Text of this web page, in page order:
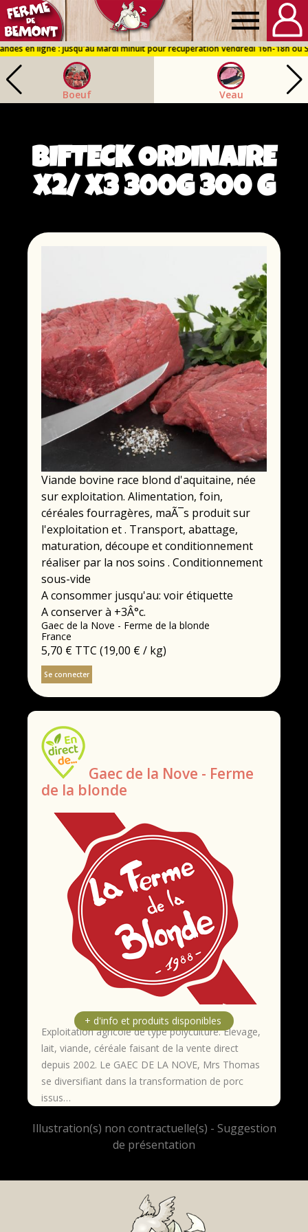
Ferme
Bémont
Boeuf Veau
BIFTECK ORDINAIRE
X2/ X3 300G 300 G
Viande bovine race blond d'aquitaine, née
sur exploitation. Alimentation, foin,
céréales fourragères, maÃ¯s produit sur
l'exploitation et . Transport, abattage,
maturation, découpe et conditionnement
réaliser par la nos soins . Conditionnement
sous-vide
A consommer jusqu'au: voir étiquette
A conserver à +3Â°c.
Gaec de la Nove - Ferme de la blonde
France
5,70 € TTC (19,00 € / kg)
Se connecter
Gaec de la Nove - Ferme
de la blonde
Exploitation agricole de type polyculture. Élevage,
lait, viande, céréale faisant de la vente direct
depuis 2002. Le GAEC DE LA NOVE, Mrs Thomas
se diversifiant dans la transformation de porc
issus…